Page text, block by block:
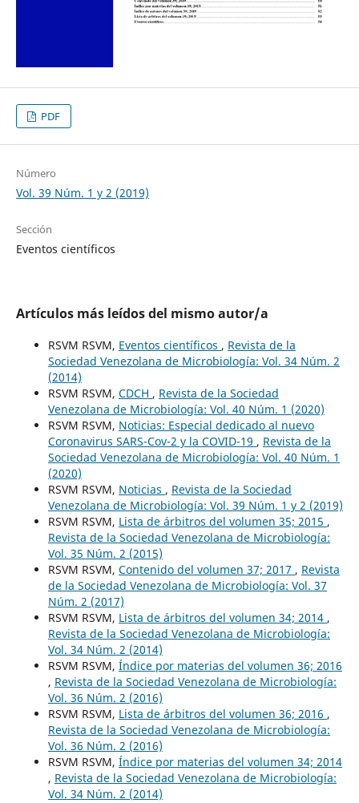
PDF
Número
Vol. 39 Núm. 1 y 2 (2019)
Sección
Eventos científicos
Artículos más leídos del mismo autor/a
RSVM RSVM, Eventos científicos , Revista de la
Sociedad Venezolana de Microbiología: Vol. 34 Núm. 2
(2014)
RSVM RSVM, CDCH , Revista de la Sociedad
Venezolana de Microbiología: Vol. 40 Núm. 1 (2020)
RSVM RSVM, Noticias: Especial dedicado al nuevo
Coronavirus SARS-Cov-2 y la COVID-19 , Revista de la
Sociedad Venezolana de Microbiología: Vol. 40 Núm. 1
(2020)
RSVM RSVM, Noticias , Revista de la Sociedad
Venezolana de Microbiología: Vol. 39 Núm. 1 y 2 (2019)
RSVM RSVM, Lista de árbitros del volumen 35; 2015 ,
Revista de la Sociedad Venezolana de Microbiología:
Vol. 35 Núm. 2 (2015)
RSVM RSVM, Contenido del volumen 37; 2017 , Revista
de la Sociedad Venezolana de Microbiología: Vol. 37
Núm. 2 (2017)
RSVM RSVM, Lista de árbitros del volumen 34; 2014 ,
Revista de la Sociedad Venezolana de Microbiología:
Vol. 34 Núm. 2 (2014)
RSVM RSVM, Índice por materias del volumen 36; 2016
, Revista de la Sociedad Venezolana de Microbiología:
Vol. 36 Núm. 2 (2016)
RSVM RSVM, Lista de árbitros del volumen 36; 2016 ,
Revista de la Sociedad Venezolana de Microbiología:
Vol. 36 Núm. 2 (2016)
RSVM RSVM, Índice por materias del volumen 34; 2014
, Revista de la Sociedad Venezolana de Microbiología:
Vol. 34 Núm. 2 (2014)